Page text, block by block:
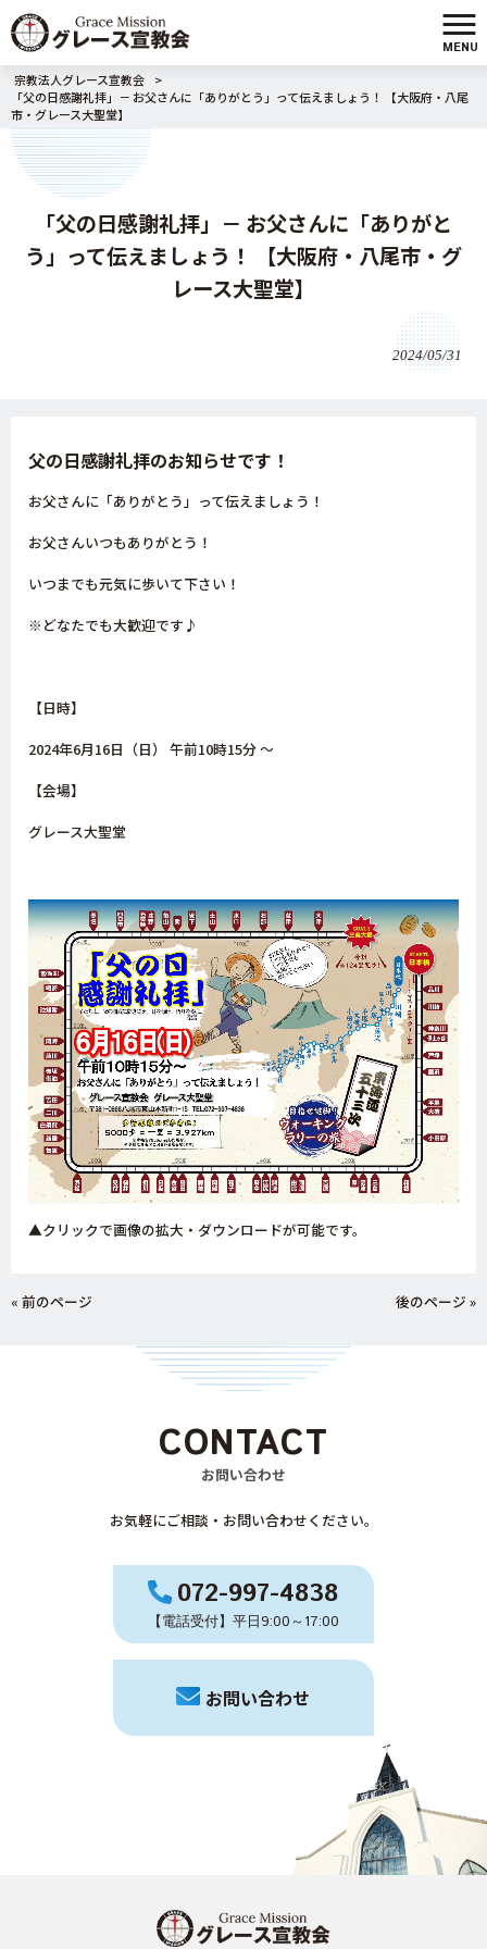
MENU
宗教法人グレース宣教会
>
「父の日感謝礼拝」－ お父さんに「ありがとう」って伝えましょう！ 【大阪府・八尾
市・グレース大聖堂】
「父の日感謝礼拝」－ お父さんに「ありがと
う」って伝えましょう！ 【大阪府・八尾市・グ
レース大聖堂】
2024/05/31
父の日感謝礼拝のお知らせです！
お父さんに「ありがとう」って伝えましょう！
お父さんいつもありがとう！
いつまでも元気に歩いて下さい！
※どなたでも大歓迎です♪
【日時】
2024年6月16日（日） 午前10時15分 〜
【会場】
グレース大聖堂
▲クリックで画像の拡大・ダウンロードが可能です。
« 前のページ 後のページ »
CONTACT
お問い合わせ
お気軽にご相談・お問い合わせください。
072-997-4838
【電話受付】平日9:00～17:00
お問い合わせ